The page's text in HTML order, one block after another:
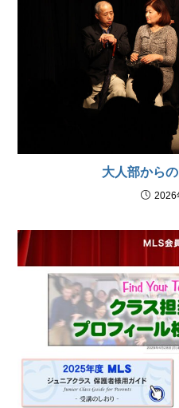
大人部から
2026